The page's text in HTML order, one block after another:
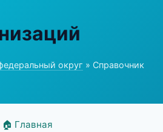
округ » Справочник
🏠 Главная